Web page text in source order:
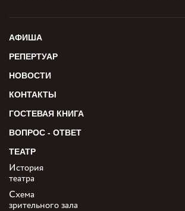
АФИША
РЕПЕРТУАР
НОВОСТИ
КОНТАКТЫ
ГОСТЕВАЯ КНИГА
ВОПРОС - ОТВЕТ
ТЕАТР
История
театра
Схема
зрительного зала